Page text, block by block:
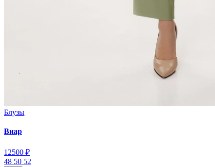
Блузы
Виар
12500 ₽
48 50 52